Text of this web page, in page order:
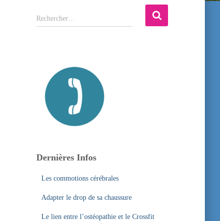
R
e
Rechercher…
Dernières Infos
Les commotions cérébrales
Adapter le drop de sa chaussure
Le lien entre l’ostéopathie et le Crossfit